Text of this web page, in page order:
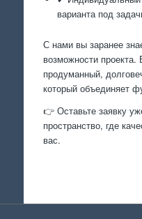
варианта под
С нами вы заранее
возможности проекта.
продуманный,
который объединяет
👉 Оставьте заявку
пространство, где
вас.